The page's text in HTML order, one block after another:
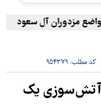
مزدوران آل سعود
کد مطلب: ۹۵۴۳۷۹
آتش‌سوزی یک